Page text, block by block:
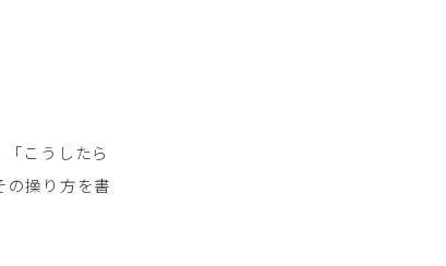
こうしたら
の操り方を書